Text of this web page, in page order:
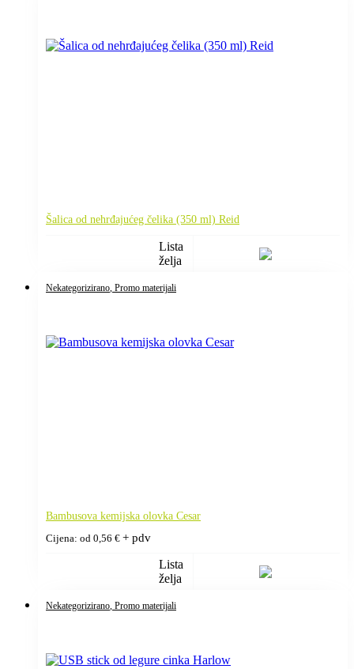
Šalica od nehrđajućeg čelika (350 ml) Reid
Lista
želja
Nekategorizirano , Promo materijali
Bambusova kemijska olovka Cesar
Cijena: od 0,56 € + pdv
Lista
želja
Nekategorizirano , Promo materijali